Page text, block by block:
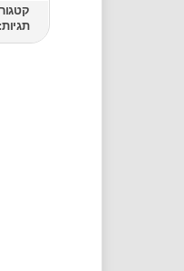
תגיות: